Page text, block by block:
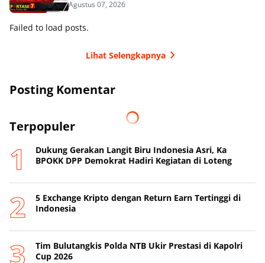
Agustus 07, 2026
Failed to load posts.
Lihat Selengkapnya
Posting Komentar
Terpopuler
Dukung Gerakan Langit Biru Indonesia Asri, Ka
BPOKK DPP Demokrat Hadiri Kegiatan di Loteng
5 Exchange Kripto dengan Return Earn Tertinggi di
Indonesia
Tim Bulutangkis Polda NTB Ukir Prestasi di Kapolri
Cup 2026